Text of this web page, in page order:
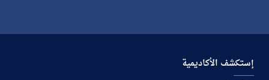
إستكشف الأكاديمية